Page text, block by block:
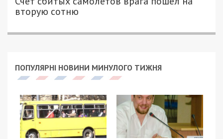
вторую сотню
ПОПУЛЯРНІ НОВИНИ МИНУЛОГО ТИЖНЯ